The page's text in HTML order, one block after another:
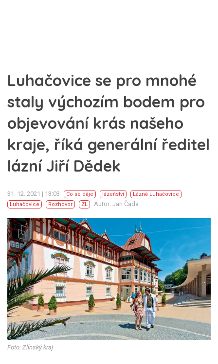
Luhačovice se pro mnohé
staly výchozím bodem pro
objevování krás našeho
kraje, říká generální ředitel
lázní Jiří Dědek
31. 12. 2021 | 13:03 Co se děje lázeňství
Lázně Luhačovice
Luhačovice
Rozhovor ZL Autor: Jan Čada
Foto: Zlínský kraj